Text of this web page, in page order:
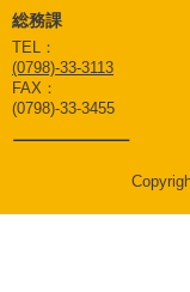
総務課
TEL：
(0798)-33-3113
FAX：
(0798)-33-3455